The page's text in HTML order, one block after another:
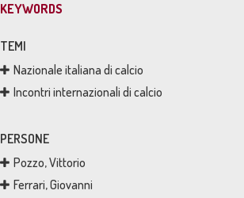
KEYWORDS
TEMI
Nazionale italiana di calcio
Incontri internazionali di calcio
PERSONE
Pozzo, Vittorio
Ferrari, Giovanni